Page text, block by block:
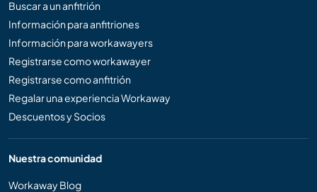
Buscar a un anfitrión
Información para anfitriones
Información para workawayers
Registrarse como workawayer
Registrarse como anfitrión
Regalar una experiencia Workaway
Descuentos y Socios
Nuestra comunidad
Workaway Blog